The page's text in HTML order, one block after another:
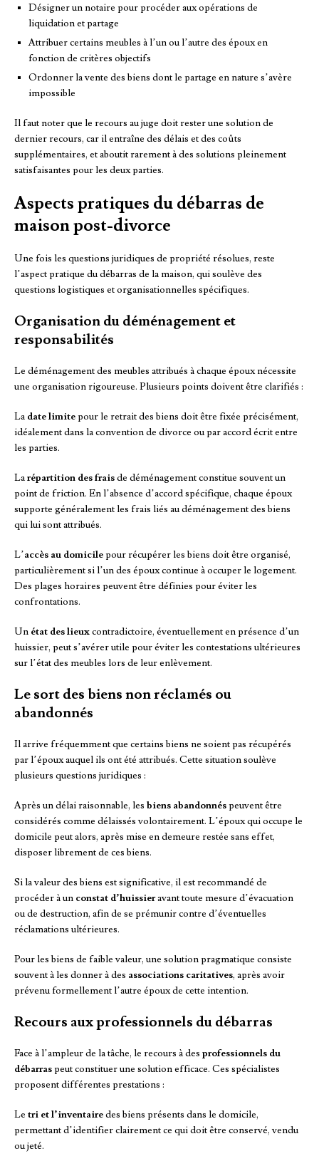
Désigner un notaire pour procéder aux opérations de
liquidation et partage
Attribuer certains meubles à l’un ou l’autre des époux en
fonction de critères objectifs
Ordonner la vente des biens dont le partage en nature s’avère
impossible
Il faut noter que le recours au juge doit rester une solution de
dernier recours, car il entraîne des délais et des coûts
supplémentaires, et aboutit rarement à des solutions pleinement
satisfaisantes pour les deux parties.
Aspects pratiques du débarras de
maison post-divorce
Une fois les questions juridiques de propriété résolues, reste
l’aspect pratique du débarras de la maison, qui soulève des
questions logistiques et organisationnelles spécifiques.
Organisation du déménagement et
responsabilités
Le déménagement des meubles attribués à chaque époux nécessite
une organisation rigoureuse. Plusieurs points doivent être clarifiés :
La date limitepour le retrait des biens doit être fixée précisément,
idéalement dans la convention de divorce ou par accord écrit entre
les parties.
Larépartition des fraisde déménagement constitue souvent un
point de friction. En l’absence d’accord spécifique, chaque époux
supporte généralement les frais liés au déménagement des biens
qui lui sont attribués.
L’accès au domicilepour récupérer les biens doit être organisé,
particulièrement si l’un des époux continue à occuper le logement.
Des plages horaires peuvent être définies pour éviter les
confrontations.
Un état des lieuxcontradictoire, éventuellement en présence d’un
huissier, peut s’avérer utile pour éviter les contestations ultérieures
sur l’état des meubles lors de leur enlèvement.
Le sort des biens non réclamés ou
abandonnés
Il arrive fréquemment que certains biens ne soient pas récupérés
par l’époux auquel ils ont été attribués. Cette situation soulève
plusieurs questions juridiques :
Après un délai raisonnable, les biens abandonnéspeuvent être
considérés comme délaissés volontairement. L’époux qui occupe le
domicile peut alors, après mise en demeure restée sans effet,
disposer librement de ces biens.
Si la valeur des biens est significative, il est recommandé de
procéder à un constat d’huissieravant toute mesure d’évacuation
ou de destruction, afin de se prémunir contre d’éventuelles
réclamations ultérieures.
Pour les biens de faible valeur, une solution pragmatique consiste
souvent à les donner à des associations caritatives, après avoir
prévenu formellement l’autre époux de cette intention.
Recours aux professionnels du débarras
Face à l’ampleur de la tâche, le recours à des professionnels du
débarraspeut constituer une solution efficace. Ces spécialistes
proposent différentes prestations :
Le tri et l’inventairedes biens présents dans le domicile,
permettant d’identifier clairement ce qui doit être conservé, vendu
ou jeté.